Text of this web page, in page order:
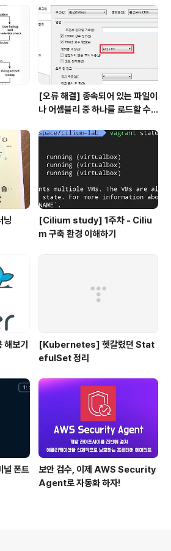
능하므로 잘 저장해둬야
[오류 해결] 종속되어 있는 파일이
나 어셈블리 중 하나를 로드할 수
닝
[Cilium study] 1주차 - Ciliu
m 구축 환경 이해하기
보기
[Kubernetes] 헷갈렸던 Stat
efulSet 정리
폰트
보안 검수, 이제 AWS Security
Agent로 자동화 하자!